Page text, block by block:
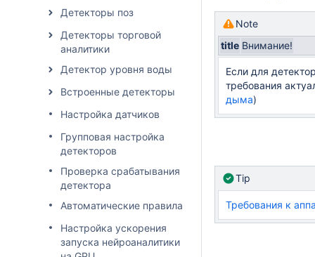
Детекторы поз
Детекторы торговой
аналитики
Детектор уровня воды
Встроенные детекторы
Настройка датчиков
Групповая настройка
детекторов
Проверка срабатывания
детектора
Автоматические правила
Настройка ускорения
запуска нейроаналитики
Note
title Внимание!
Если для
требования
дыма)
Tip
Требования к